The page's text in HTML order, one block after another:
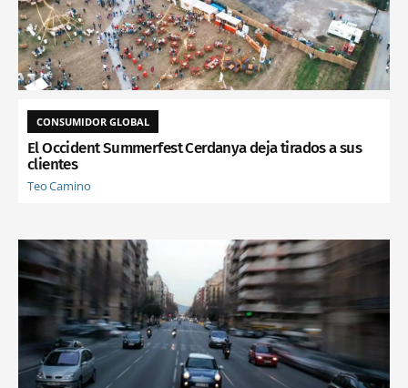
CONSUMIDOR GLOBAL
El Occident Summerfest Cerdanya deja tirados a sus
clientes
Teo Camino